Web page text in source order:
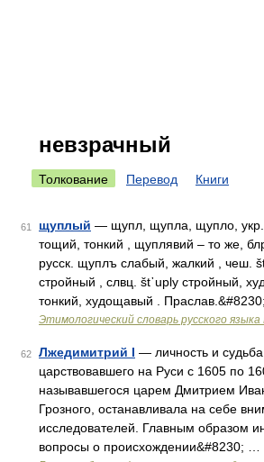
невзрачный
Толкование Перевод Книги
61 щуплый — щупл, щупла, щупло, укр.
тощий, тонкий , щуплявий – то же,
русск. щуплъ слабый, жалкий , чеш.
стройный , слвц. št᾽uрlу стройный,
тонкий, худощавый .
Этимологический словарь русского
62 Лжедимитрий І — личность и судьба
царствовавшего на Руси с 1605 по
называвшегося царем Дмитрием
Грозного, останавливала на себе
исследователей. Главным образом
вопросы о происхождении&#8230; …